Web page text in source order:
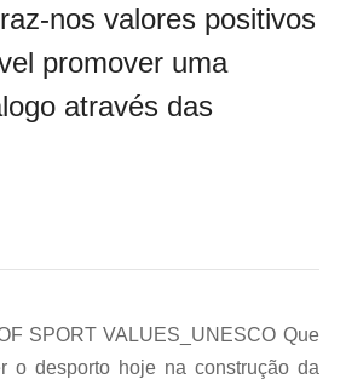
nos valores positivos
promover uma
através das
SPORT VALUES_UNESCO Que
o desporto hoje na construção da